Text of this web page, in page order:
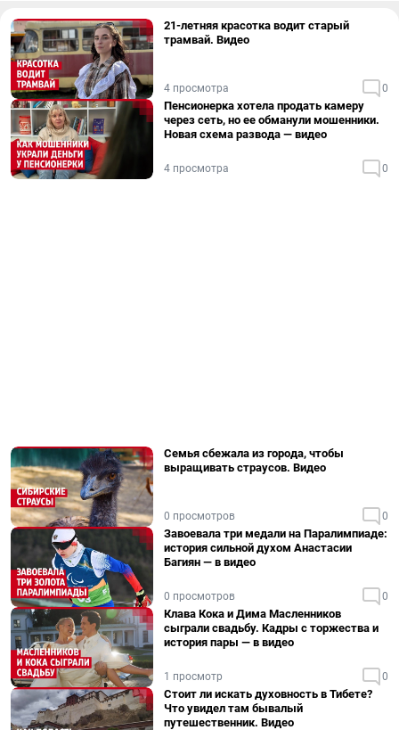
21-летняя красотка водит старый
трамвай. Видео
4 просмотра 0
Пенсионерка хотела продать камеру
через сеть, но ее обманули мошенники.
Новая схема развода — видео
4 просмотра 0
Семья сбежала из города, чтобы
выращивать страусов. Видео
0 просмотров 0
Завоевала три медали на Паралимпиаде:
история сильной духом Анастасии
Багиян — в видео
0 просмотров 0
Клава Кока и Дима Масленников
сыграли свадьбу. Кадры с торжества и
история пары — в видео
1 просмотр 0
Стоит ли искать духовность в Тибете?
Что увидел там бывалый
путешественник. Видео